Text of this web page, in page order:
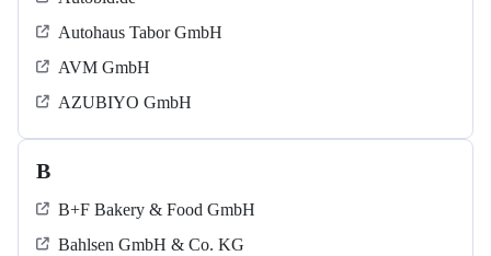
Autohaus Tabor GmbH
AVM GmbH
AZUBIYO GmbH
B
B+F Bakery & Food GmbH
Bahlsen GmbH & Co. KG